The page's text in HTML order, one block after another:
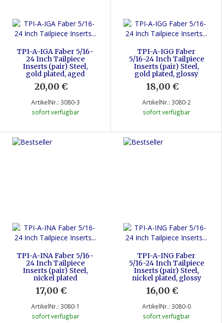
TPI-A-IGA Faber 5/16-
24 Inch Tailpiece
Inserts (pair) Steel,
gold plated, aged
20,00 €
ArtikelNr.: 3080-3
sofort verfügbar
TPI-A-IGG Faber
5/16-24 Inch Tailpiece
Inserts (pair) Steel,
gold plated, glossy
18,00 €
ArtikelNr.: 3080-2
sofort verfügbar
TPI-A-INA Faber 5/16-
24 Inch Tailpiece
Inserts (pair) Steel,
nickel plated
17,00 €
ArtikelNr.: 3080-1
sofort verfügbar
TPI-A-ING Faber
5/16-24 Inch Tailpiece
Inserts (pair) Steel,
nickel plated, glossy
16,00 €
ArtikelNr.: 3080-0
sofort verfügbar